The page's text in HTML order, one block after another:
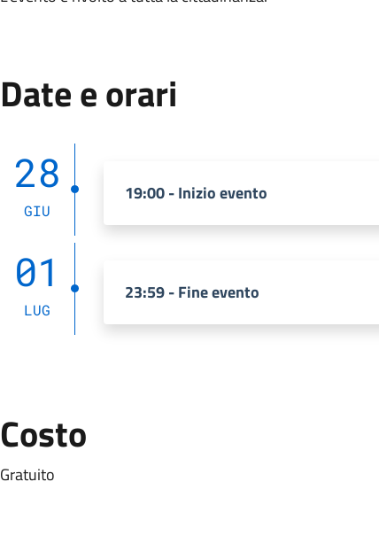
Date e orari
28
GIU
19:00 - Inizio evento
01
LUG
23:59 - Fine evento
Costo
Gratuito